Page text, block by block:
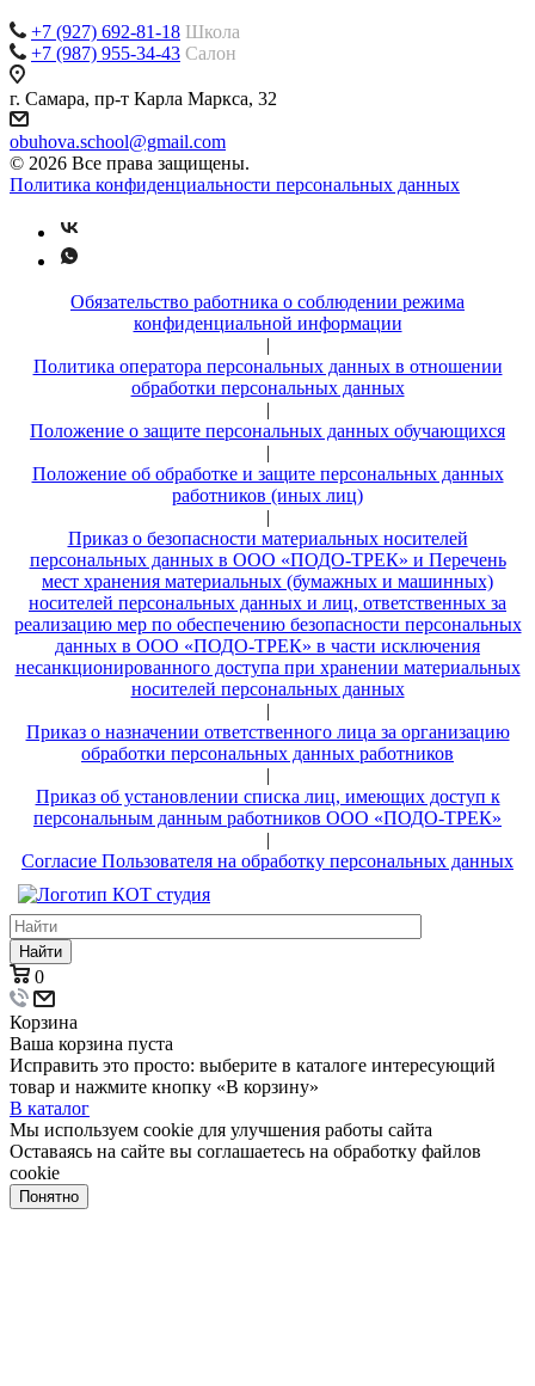
+7 (927) 692-81-18 Школа
+7 (987) 955-34-43 Салон
г. Самара, пр-т Карла Маркса, 32
obuhova.school@gmail.com
© 2026 Все права защищены.
Политика конфиденциальности персональных данных
Обязательство работника о соблюдении режима
конфиденциальной информации
|
Политика оператора персональных данных в отношении
обработки персональных данных
|
Положение о защите персональных данных обучающихся
|
Положение об обработке и защите персональных данных
работников (иных лиц)
|
Приказ о безопасности материальных носителей
персональных данных в ООО «ПОДО-ТРЕК» и Перечень
мест хранения материальных (бумажных и машинных)
носителей персональных данных и лиц, ответственных за
реализацию мер по обеспечению безопасности персональных
данных в ООО «ПОДО-ТРЕК» в части исключения
несанкционированного доступа при хранении материальных
носителей персональных данных
|
Приказ о назначении ответственного лица за организацию
обработки персональных данных работников
|
Приказ об установлении списка лиц, имеющих доступ к
персональным данным работников ООО «ПОДО-ТРЕК»
|
Согласие Пользователя на обработку персональных данных
Найти
0
Корзина
Ваша корзина пуста
Исправить это просто: выберите в каталоге интересующий
товар и нажмите кнопку «В корзину»
В каталог
Мы используем cookie для улучшения работы сайта
Оставаясь на сайте вы соглашаетесь на обработку файлов
cookie
Понятно